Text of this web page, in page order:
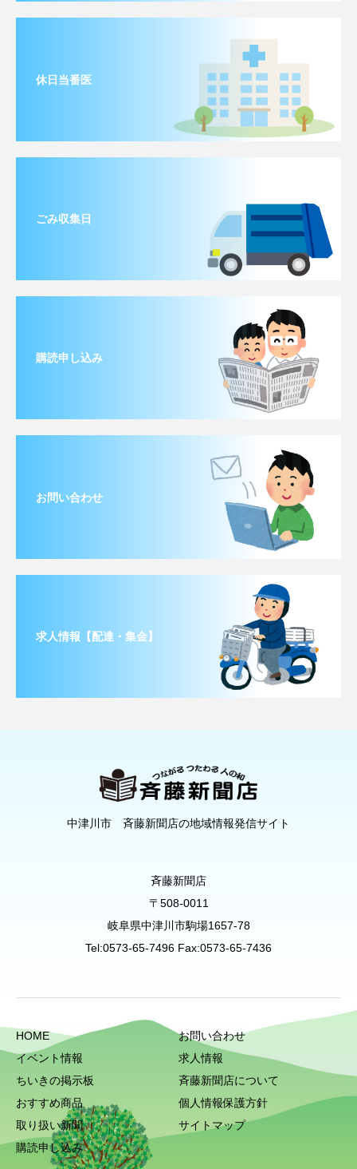
休日当番医
ごみ収集日
購読申し込み
お問い合わせ
求人情報【配達・集金】
中津川市 斉藤新聞店の地域情報発信サイト
斉藤新聞店
〒508-0011
岐阜県中津川市駒場1657-78
Tel:0573-65-7496 Fax:0573-65-7436
HOME
イベント情報
ちいきの掲示板
おすすめ商品
取り扱い新聞
購読申し込み
お問い合わせ
求人情報
斉藤新聞店について
個人情報保護方針
サイトマップ